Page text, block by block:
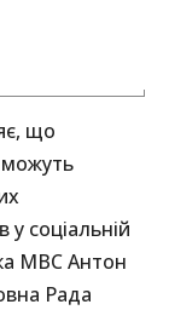
що
можуть
у соціальній
МВС Антон
Рада